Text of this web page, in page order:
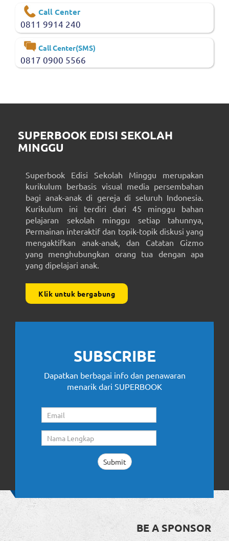
Call Center
0811 9914 240
Call Center(SMS)
0817 0900 5566
SUPERBOOK EDISI SEKOLAH
MINGGU
Superbook Edisi Sekolah Minggu merupakan
kurikulum berbasis visual media persembahan
bagi anak-anak di gereja di seluruh Indonesia.
Kurikulum ini terdiri dari 45 minggu bahan
pelajaran sekolah minggu setiap tahunnya,
Permainan interaktif dan topik-topik diskusi yang
mengaktifkan anak-anak, dan Catatan Gizmo
yang menghubungkan orang tua dengan apa
yang dipelajari anak.
Klik untuk bergabung
SUBSCRIBE
Dapatkan berbagai info dan penawaran
menarik dari SUPERBOOK
BE A SPONSOR